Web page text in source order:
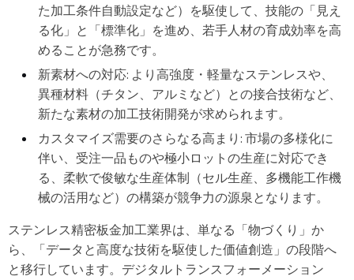
た加工条件自動設定など）を駆使して、技能の「見え
る化」と「標準化」を進め、若手人材の育成効率を高
めることが急務です。
新素材への対応: より高強度・軽量なステンレスや、
異種材料（チタン、アルミなど）との接合技術など、
新たな素材の加工技術開発が求められます。
カスタマイズ需要のさらなる高まり: 市場の多様化に
伴い、受注一品ものや極小ロットの生産に対応でき
る、柔軟で俊敏な生産体制（セル生産、多機能工作機
械の活用など）の構築が競争力の源泉となります。
ステンレス精密板金加工業界は、単なる「物づくり」か
ら、「データと高度な技術を駆使した価値創造」の段階へ
と移行しています。デジタルトランスフォーメーション